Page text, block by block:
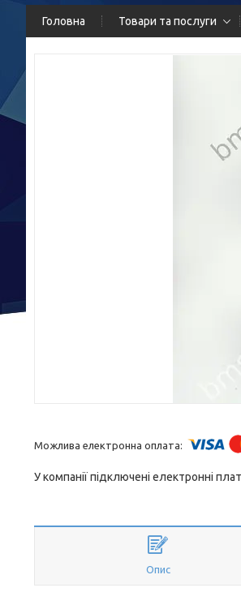
Головна Товари та послуги
У компанії підключені електронні
Опис